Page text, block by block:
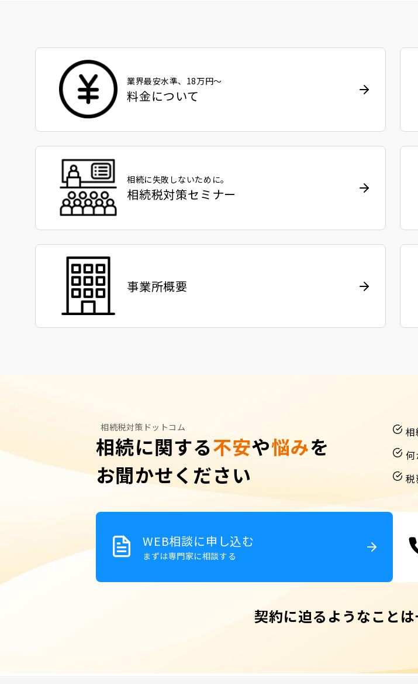
業界最安水準、18万円〜
料金について
相続に失敗しないために。
相続税対策セミナー
事業所概要
相続に関する不安や悩みを
お聞かせください
相続税対策ドットコム
相
何
税
WEB相談に申し込む
まずは専門家に相談する
契約に迫るようなこと